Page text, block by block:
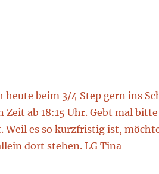
heute beim 3/4 Step gern ins
Zeit ab 18:15 Uhr. Gebt mal
Weil es so kurzfristig ist,
dort stehen. LG Tina